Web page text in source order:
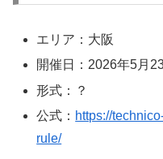
エリア：大阪
開催日：2026年5月
形式：？
公式： https://
rule/